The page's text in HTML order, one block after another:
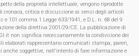
della proprietà intellettuale, vengono riprodotte
cronaca, critica e discussione ai sensi degli articoli
e 101 comma 1 Legge 633/1941, e D.L. n. 68 del 9
della direttiva 2001/29/CE. La pubblicazione di
non significa necessariamente la condivisione dei
elaborati rappresentano comunicati stampa, pareri,
anche soggettive, nell'intento di fare informazione e